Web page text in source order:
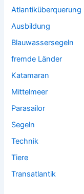
Atlantiküberquerung
Ausbildung
Blauwassersegeln
fremde Länder
Katamaran
Mittelmeer
Parasailor
Segeln
Technik
Tiere
Transatlantik